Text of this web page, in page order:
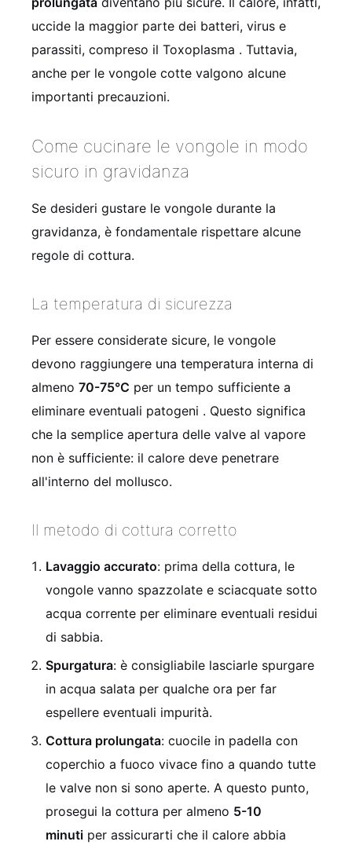
uccide la maggior parte dei batteri, virus e
parassiti, compreso il Toxoplasma . Tuttavia,
anche per le vongole cotte valgono alcune
importanti precauzioni.
Come cucinare le vongole in modo
sicuro in gravidanza
Se desideri gustare le vongole durante la
gravidanza, è fondamentale rispettare alcune
regole di cottura.
La temperatura di sicurezza
Per essere considerate sicure, le vongole
devono raggiungere una temperatura interna di
almeno 70-75°C per un tempo sufficiente a
eliminare eventuali patogeni . Questo significa
che la semplice apertura delle valve al vapore
non è sufficiente: il calore deve penetrare
all'interno del mollusco.
Il metodo di cottura corretto
Lavaggio accurato: prima della cottura, le
vongole vanno spazzolate e sciacquate sotto
acqua corrente per eliminare eventuali residui
di sabbia.
Spurgatura: è consigliabile lasciarle spurgare
in acqua salata per qualche ora per far
espellere eventuali impurità.
Cottura prolungata: cuocile in padella con
coperchio a fuoco vivace fino a quando tutte
le valve non si sono aperte. A questo punto,
prosegui la cottura per almeno 5-10
minuti per assicurarti che il calore abbia